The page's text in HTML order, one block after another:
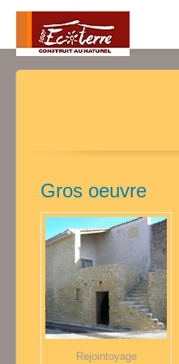
Gros oeuvre
Rejointoyage